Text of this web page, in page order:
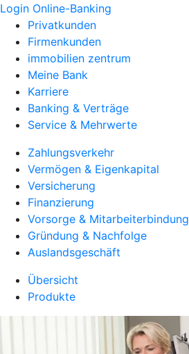
Login Online-Banking
Privatkunden
Firmenkunden
immobilien zentrum
Meine Bank
Karriere
Banking & Verträge
Service & Mehrwerte
Zahlungsverkehr
Vermögen & Eigenkapital
Versicherung
Finanzierung
Vorsorge & Mitarbeiterbindung
Gründung & Nachfolge
Auslandsgeschäft
Übersicht
Produkte